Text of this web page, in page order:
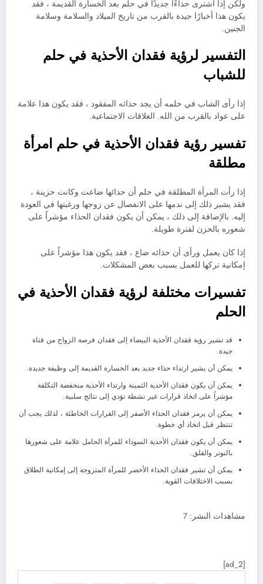
ولكن إذا اشترى حذاءًا جديدًا في حلم بعد الخسارة القديمة ، فقد
يكون هذا أخبارًا جيدة بالقرب من تاريخ الميلاد والسلامة وسلامة
الجنين.
التفسير لرؤية فقدان الأحذية في حلم
للشباب
إذا رأى الشاب في حلمه أن يجد حذائه المفقود ، فقد يكون هذا علامة
على عواد بالقرب من الله. العلاقات الاجتماعية.
تفسير رؤية فقدان الأحذية في حلم امرأة
مطلقة
إذا رأت المرأة المطلقة في حلم أن حذائها ضاعت وكانت حزينة ،
فقد يشير ذلك إلى ندمها على الانفصال عن زوجها ورغبتها في العودة
إليه. بالإضافة إلى ذلك ، يمكن أن يكون فقدان الحذاء مؤشراً على
شعوره بالحزن لفترة طويلة.
إذا كان يعمل ورأى أن حذائه ضاع ، فقد يكون هذا مؤشراً على
إمكانية تركها للعمل بسبب بعض المشكلات.
تفسيرات مختلفة لرؤية فقدان الأحذية في
الحلم
قد تشير رؤية فقدان الأحذية البيضاء إلى فقدان فرصة الزواج من فتاة
جيدة.
يمكن أن يشير ارتداء حذاء جديد بعد الخسارة القديمة إلى وظيفة جديدة.
يمكن أن يكون فقدان الأحذية الثمينة وارتداء الأحذية منخفضة التكلفة
مؤشراً على اتخاذ قرارات غير نشطة تؤدي إلى نتائج سلبية.
يمكن أن يرمز فقدان الحذاء الأصفر إلى القرارات الخاطئة ، لذلك يجب أن
تنتظر قبل اتخاذ أي خطوة.
يمكن أن يكون فقدان الأحذية السوداء للمرأة الحامل علامة على شعورها
بالتوتر والقلق.
يمكن أن تشير فقدان الحذاء الأخضر للمرأة المتزوجة إلى إمكانية الطلاق
بسبب الاختلافات القوية.
مشاهدات النشر: 7
[ad_2]